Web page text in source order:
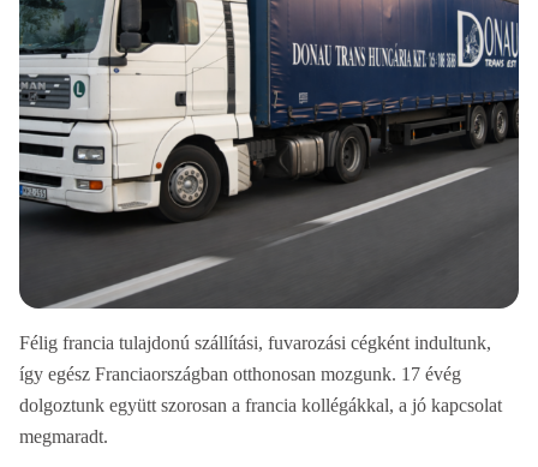
Félig francia tulajdonú szállítási, fuvarozási cégként indultunk,
így egész Franciaországban otthonosan mozgunk. 17 évég
dolgoztunk együtt szorosan a francia kollégákkal, a jó kapcsolat
megmaradt.